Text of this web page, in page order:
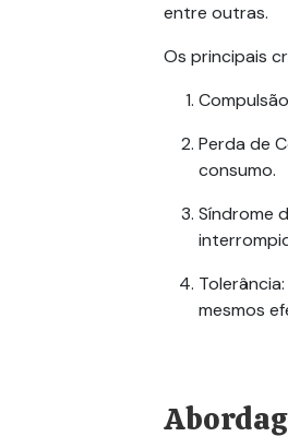
entre outras.
Os principais
Compulsão
Perda de
consumo.
Síndrome
Tolerância
mesmos